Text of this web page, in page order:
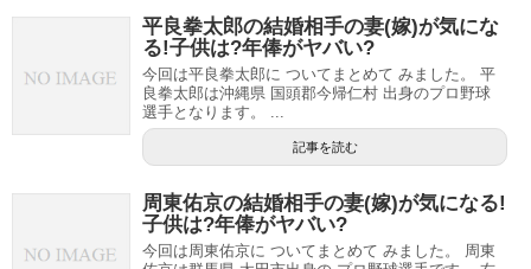
平良拳太郎の結婚相手の妻(嫁)が気にな
る!子供は?年俸がヤバい?
今回は平良拳太郎に ついてまとめて みました。 平
良拳太郎は沖縄県 国頭郡今帰仁村 出身のプロ野球
選手となります。 ...
記事を読む
周東佑京の結婚相手の妻(嫁)が気になる!
子供は?年俸がヤバい?
今回は周東佑京に ついてまとめて みました。 周東